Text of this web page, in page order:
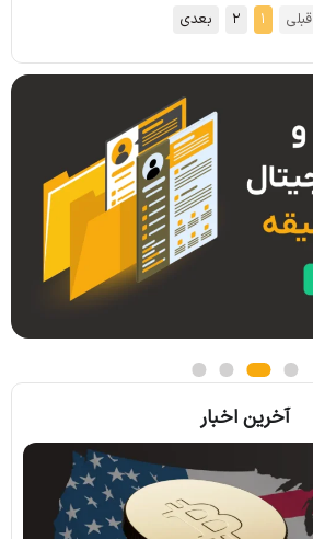
قبلی 1
2 بعدی
آخرین اخبار